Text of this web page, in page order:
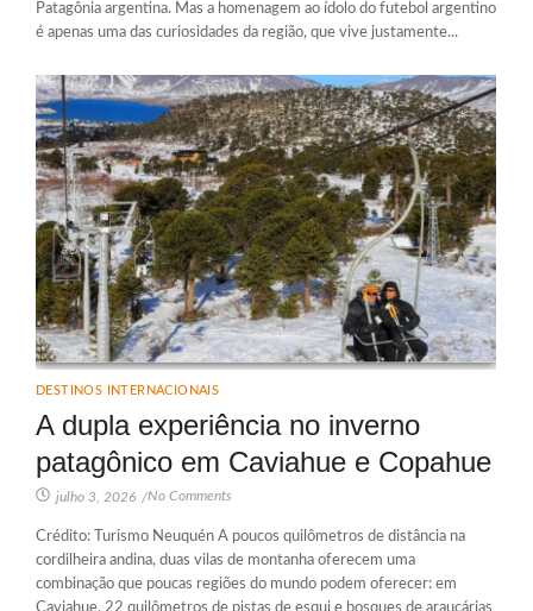
Patagônia argentina. Mas a homenagem ao ídolo do futebol argentino
é apenas uma das curiosidades da região, que vive justamente...
DESTINOS INTERNACIONAIS
A dupla experiência no inverno
patagônico em Caviahue e Copahue
julho 3, 2026 /No Comments
Crédito: Turismo Neuquén A poucos quilômetros de distância na
cordilheira andina, duas vilas de montanha oferecem uma
combinação que poucas regiões do mundo podem oferecer: em